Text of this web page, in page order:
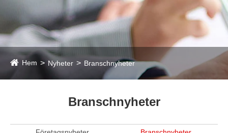
Hem Nyheter Branschnyheter
Branschnyheter